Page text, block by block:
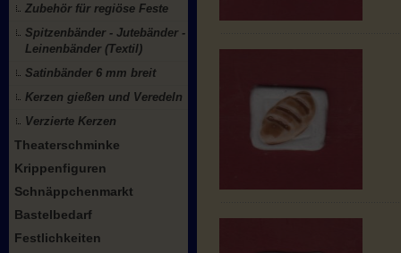
Zubehör für regiöse Feste
Spitzenbänder - Jutebänder -
Leinenbänder (Textil)
Satinbänder 6 mm breit
Kerzen gießen und Veredeln
Verzierte Kerzen
Theaterschminke
Krippenfiguren
Schnäppchenmarkt
Bastelbedarf
Festlichkeiten